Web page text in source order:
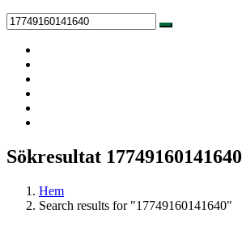
Sökresultat 17749160141640
Hem
Search results for "17749160141640"